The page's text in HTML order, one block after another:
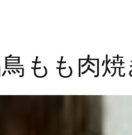
もも肉